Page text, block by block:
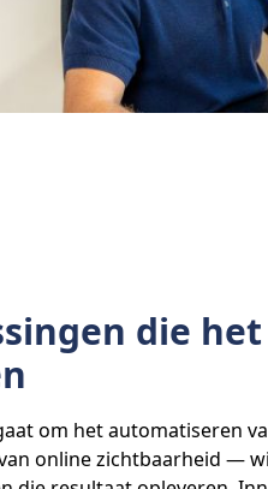
die
om het automatiseren
online zichtbaarheid —